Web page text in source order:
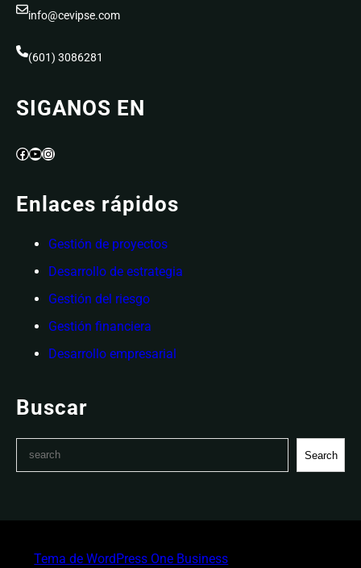
info@cevipse.com
(601) 3086281
SIGANOS EN
Facebook YouTube Instagram
Enlaces rápidos
Gestión de proyectos
Desarrollo de estrategia
Gestión del riesgo
Gestión financiera
Desarrollo empresarial
Buscar
c
Search
Tema de WordPress One Business